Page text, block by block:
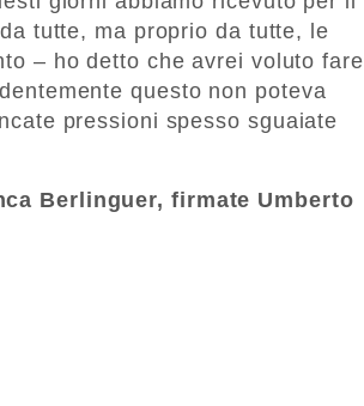
tutte, ma proprio da tutte, le
– ho detto che avrei voluto fare
questo non poteva
pressioni spesso sguaiate
Berlinguer, firmate Umberto